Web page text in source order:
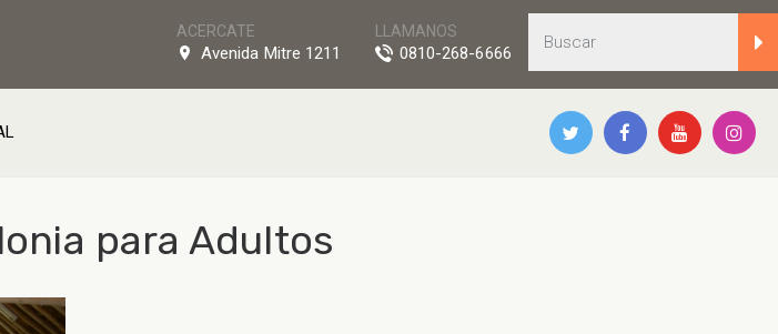
LLAMANOS
0810-268-6666
ACERCATE
Avenida Mitre 1211
para Adultos